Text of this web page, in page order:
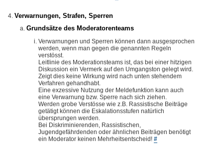
Verwarnungen, Strafen, Sperren
Grundsätze des Moderatorenteams
Verwarnungen und Sperren können dann ausgesprochen
werden, wenn man gegen die genannten Regeln
verstösst.
Leitlinie des Moderationsteams ist, das bei einer hitzigen
Diskussion ein Vermerk auf den Umgangston gelegt wird.
Zeigt dies keine Wirkung wird nach unten stehendem
Verfahren gehandhabt.
Eine exzessive Nutzung der Meldefunktion kann auch
eine Verwarnung bzw. Sperre nach sich ziehen.
Werden grobe Verstösse wie z.B. Rassistische Beiträge
getätigt können die Eskalationsstufen natürlich
übersprungen werden.
Bei Diskriminierenden, Rassistischen,
Jugendgefährdenden oder ähnlichen Beiträgen benötigt
ein Moderator keinen Mehrheitsentscheid! #